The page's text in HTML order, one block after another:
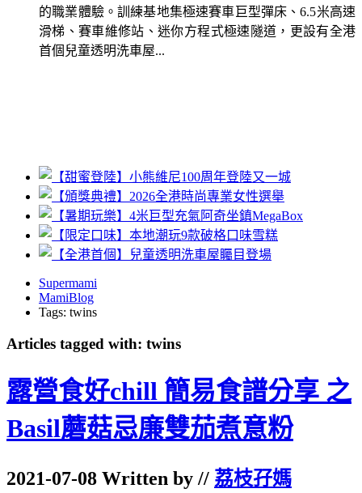
的職業體驗。訓練基地集極速賽車巨型彈床、6.5米高速
滑梯、賽車維修站、迷你方程式極速隧道，更設有全港
首個兒童透明洗車屋...
Supermami
MamiBlog
Tags: twins
Articles tagged with: twins
露營食好chill 簡易食譜分享 之
Basil蘑菇忌廉雙茄煮意粉
2021-07-08 Written by // 荔枝孖媽